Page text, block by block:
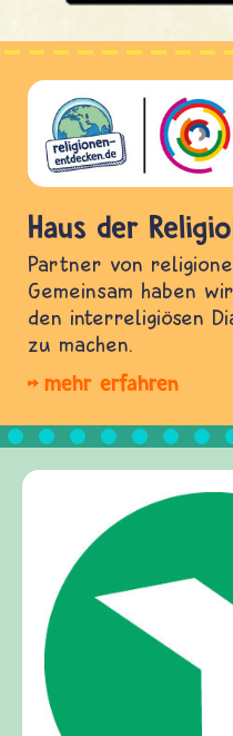
Haus der
Partner von
Gemeinsam haben
den interreligiösen
zu machen.
mehr erfahren